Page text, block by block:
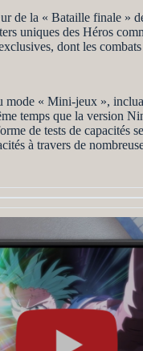
de la « Bataille finale »
uniques des Héros
dont les
« Mini-jeux »,
temps que la version
de tests de capacités
à travers de